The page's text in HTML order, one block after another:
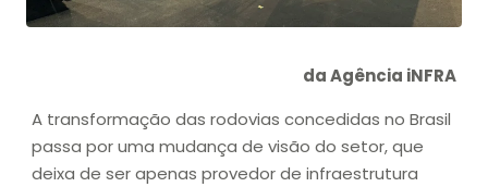
da Agência iNFRA
A transformação das rodovias concedidas no Brasil
passa por uma mudança de visão do setor, que
deixa de ser apenas provedor de infraestrutura